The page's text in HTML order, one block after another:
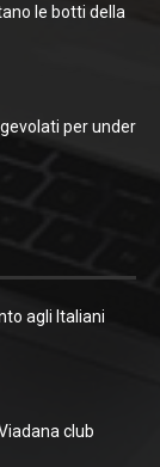
le botti della
per under
agli Italiani
club